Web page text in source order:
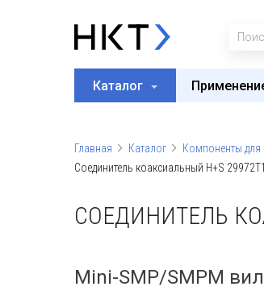
Каталог
Главная Каталог Компоненты
Соединитель коаксиальный H+S
СОЕДИНИТЕЛЬ
Mini-SMP/SMPM